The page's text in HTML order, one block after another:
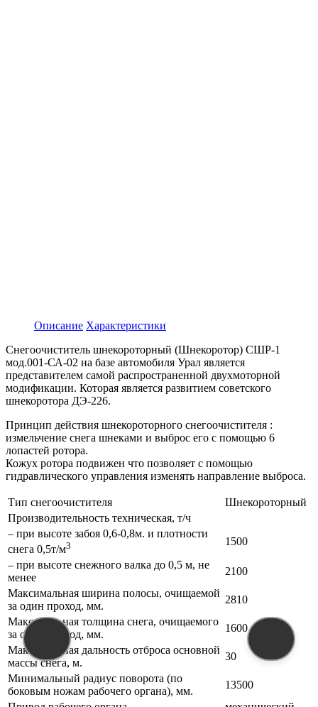
Описание Характеристики
Снегоочиститель шнекороторный (Шнекоротор) СШР-1
мод.001-СА-02 на базе автомобиля Урал является
представителем самой распространенной двухмоторной
модификации. Которая является развитием советского
шнекоротора ДЭ-226.
Принцип действия шнекороторного снегоочистителя :
измельчение снега шнеками и выброс его с помощью 6
лопастей ротора.
Кожух ротора подвижен что позволяет с помощью
гидравлического управления изменять направление выброса.
Тип снегоочистителя
Шнекороторный
Производительность техническая, т/ч
– при высоте забоя 0,6-0,8м. и плотности
снега 0,5т/м3
1500
– при высоте снежного валка до 0,5 м, не
менее
2100
Максимальная ширина полосы, очищаемой
за один проход, мм.
2810
Максимальная толщина снега, очищаемого
за один проход, мм.
1600
Максимальная дальность отброса основной
массы снега, м.
30
Минимальный радиус поворота (по
боковым ножам рабочего органа), мм.
13500